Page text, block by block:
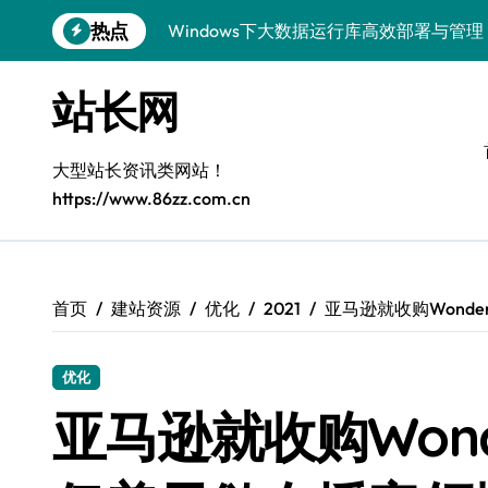
到
热点
Windows下大数据运行库高效部署与管理
容器化+K8s编排：视觉系统高效部署新
5G驱动通信革新，融合资源新标杆
5G引领新时代，中国科技领跑全球
容器化多媒体服务架构优化实践
容器化部署与编排优化：构建高效科技架
Windows前端开发环境高效搭建与运行库
站长网
大型站长资讯类网站！
https://www.86zz.com.cn
首页 建站资源 优化 2021 亚马逊就收购
优化
亚马逊就收购